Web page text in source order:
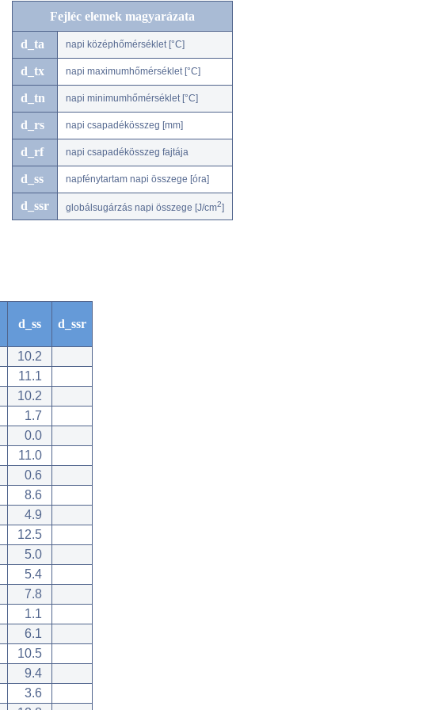
Fejléc elemek magyarázata
d_ta napi középhőmérséklet [°C]
d_tx napi maximumhőmérséklet [°C]
d_tn napi minimumhőmérséklet [°C]
d_rs napi csapadékösszeg [mm]
d_rf napi csapadékösszeg fajtája
d_ss napfénytartam napi összege [óra]
d_ssr globálsugárzás napi összege [J/cm2]
d_ss d_ssr
10.2
11.1
10.2
1.7
0.0
11.0
0.6
8.6
4.9
12.5
5.0
5.4
7.8
1.1
6.1
10.5
9.4
3.6